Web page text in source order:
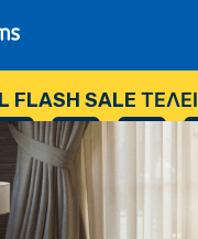
FLASH SALE
-- : --
ΏΡΕΣ
: